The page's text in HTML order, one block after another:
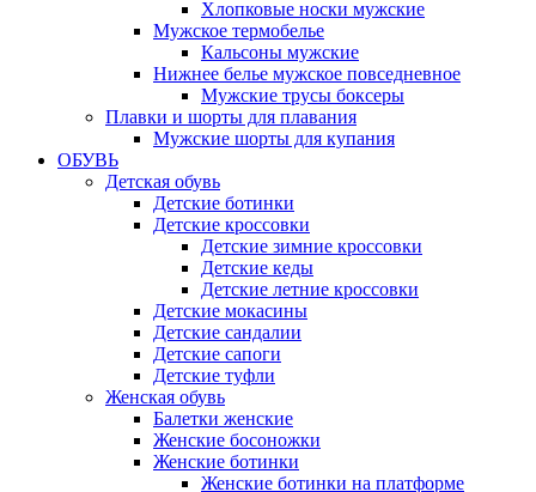
Хлопковые носки мужские
Мужское термобелье
Кальсоны мужские
Нижнее белье мужское повседневное
Мужские трусы боксеры
Плавки и шорты для плавания
Мужские шорты для купания
ОБУВЬ
Детская обувь
Детские ботинки
Детские кроссовки
Детские зимние кроссовки
Детские кеды
Детские летние кроссовки
Детские мокасины
Детские сандалии
Детские сапоги
Детские туфли
Женская обувь
Балетки женские
Женские босоножки
Женские ботинки
Женские ботинки на платформе